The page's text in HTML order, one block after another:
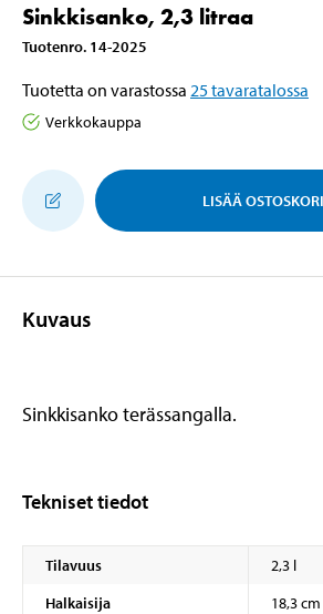
Sinkkisanko, 2,3 litraa
Tuotenro. 14-2025
Tuotetta on varastossa 25tavaratalossa
Verkkokauppa
LISÄÄ
Kuvaus
Sinkkisanko terässangalla.
Tekniset tiedot
Tilavuus
2,3 l
Halkaisija
18,3